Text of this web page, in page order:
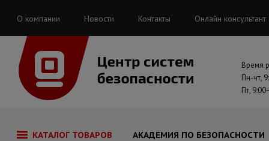
О компании Новости Контакты Онлайн консультант
Время
Пн-чт,
Пт,
КАТАЛОГ ТОВАРОВ АКАДЕМИЯ ПО БЕЗОПАСНОСТИ